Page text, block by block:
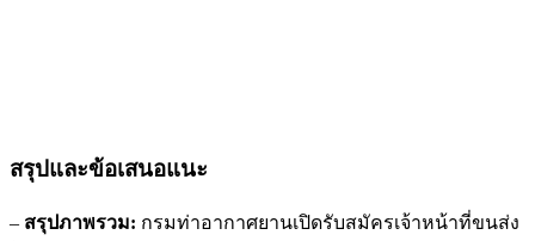
สรุปและข้อเสนอแนะ
– สรุปภาพรวม: กรมท่าอากาศยานเปิดรับสมัครเจ้าหน้าที่ขนส่ง